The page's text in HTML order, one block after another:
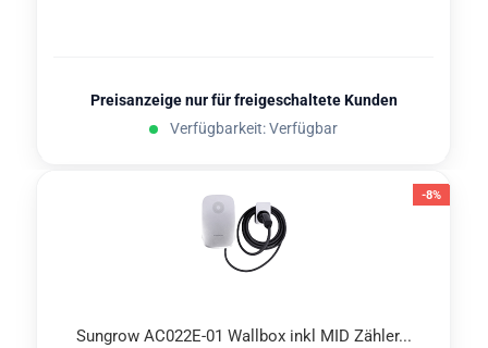
Preisanzeige nur für freigeschaltete Kunden
Verfügbarkeit: Verfügbar
-8%
Sungrow AC022E-​​01 Wall­box inkl MID Zäh­ler...